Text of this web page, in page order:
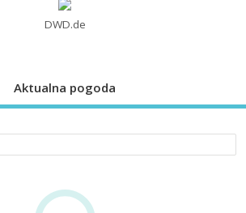
DWD.de
Aktualna pogoda